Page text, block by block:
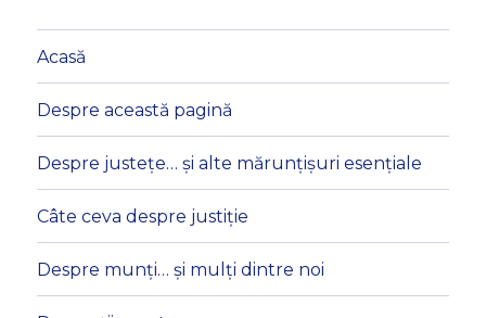
Acasă
Despre această pagină
Despre justețe… și alte mărunțișuri esențiale
Câte ceva despre justiție
Despre munți… și mulți dintre noi